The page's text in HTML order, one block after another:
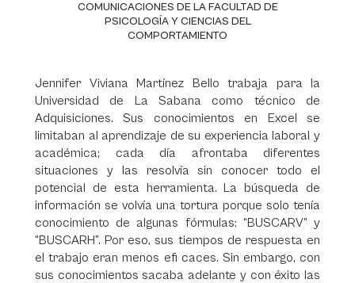
COMUNICACIONES DE LA FACULTAD DE
PSICOLOGÍA Y CIENCIAS DEL
COMPORTAMIENTO
Jennifer Viviana Martínez Bello trabaja para la
Universidad de La Sabana como técnico de
Adquisiciones. Sus conocimientos en Excel se
limitaban al aprendizaje de su experiencia laboral y
académica; cada día afrontaba diferentes
situaciones y las resolvía sin conocer todo el
potencial de esta herramienta. La búsqueda de
información se volvía una tortura porque solo tenía
conocimiento de algunas fórmulas: “BUSCARV” y
“BUSCARH”. Por eso, sus tiempos de respuesta en
el trabajo eran menos efi caces. Sin embargo, con
sus conocimientos sacaba adelante y con éxito las